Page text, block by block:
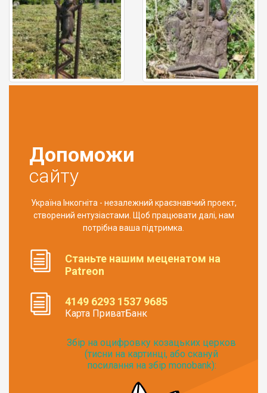
Допоможи
сайту
Україна Інкогніта - незалежний краєзнавчий проект,
створений ентузіастами. Щоб працювати далі, нам
потрібна ваша підтримка.
Станьте нашим меценатом на
Patreon
4149 6293 1537 9685
Карта ПриватБанк
Збір на оцифровку козацьких церков
(тисни на картинці, або скануй
посилання на збір monobank):